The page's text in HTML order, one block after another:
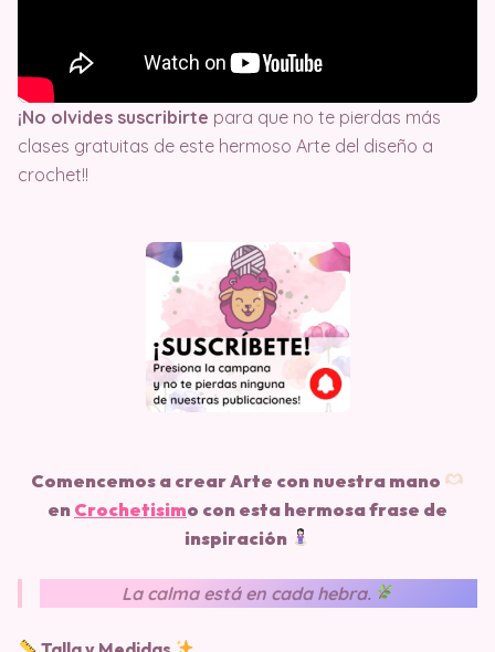
¡No olvides suscribirte para que no te pierdas más
clases gratuitas de este hermoso Arte del diseño a
crochet!!
Comencemos a crear Arte con nuestra mano
en Crochetisimo con esta hermosa frase de
inspiración
La calma está en cada hebra.